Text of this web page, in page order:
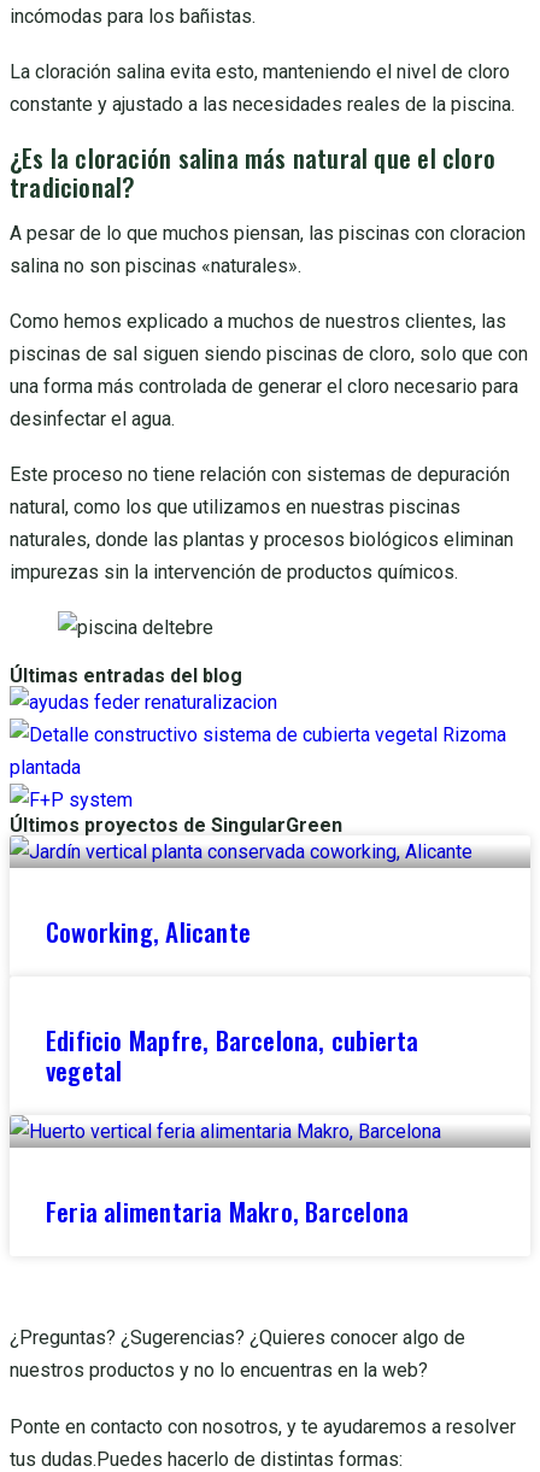
incómodas para los bañistas.
La cloración salina evita esto, manteniendo el nivel de cloro
constante y ajustado a las necesidades reales de la piscina.
¿Es la cloración salina más natural que el cloro
tradicional?
A pesar de lo que muchos piensan, las piscinas con cloracion
salina no son piscinas «naturales».
Como hemos explicado a muchos de nuestros clientes, las
piscinas de sal siguen siendo piscinas de cloro, solo que con
una forma más controlada de generar el cloro necesario para
desinfectar el agua.
Este proceso no tiene relación con sistemas de depuración
natural, como los que utilizamos en nuestras piscinas
naturales, donde las plantas y procesos biológicos eliminan
impurezas sin la intervención de productos químicos.
Últimas entradas del blog
Últimos proyectos de SingularGreen
Coworking, Alicante
Edificio Mapfre, Barcelona, cubierta
vegetal
Feria alimentaria Makro, Barcelona
¿Preguntas? ¿Sugerencias? ¿Quieres conocer algo de
nuestros productos y no lo encuentras en la web?
Ponte en contacto con nosotros, y te ayudaremos a resolver
tus dudas.Puedes hacerlo de distintas formas: